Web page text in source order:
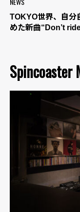
TOKYO世界、自分
めた新曲“Don’t
Spincoaster